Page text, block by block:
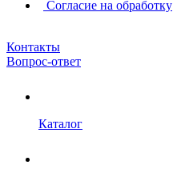
Согласие на обработку
Контакты
Вопрос-ответ
Каталог